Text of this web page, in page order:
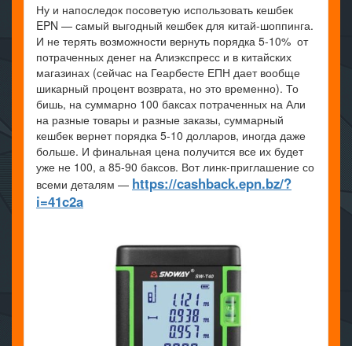
Ну и напоследок посоветую использовать кешбек
EPN — самый выгодный кешбек для китай-шоппинга.
И не терять возможности вернуть порядка 5-10% от
потраченных денег на Алиэкспресс и в китайских
магазинах (сейчас на Геарбесте ЕПН дает вообще
шикарный процент возврата, но это временно). То
бишь, на суммарно 100 баксах потраченных на Али
на разные товары и разные заказы, суммарный
кешбек вернет порядка 5-10 долларов, иногда даже
больше. И финальная цена получится все их будет
уже не 100, а 85-90 баксов. Вот линк-приглашение со
всеми деталям — https://cashback.epn.bz/?
i=41c2a